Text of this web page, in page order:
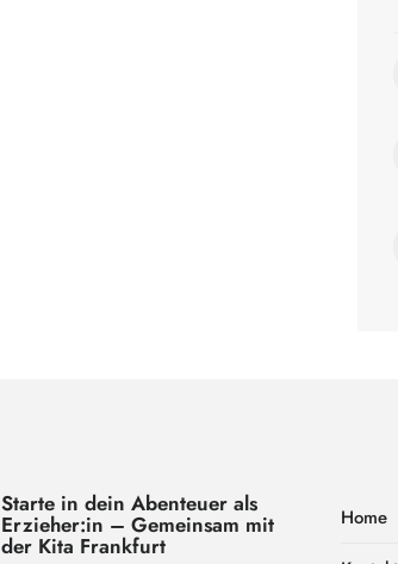
Starte in dein Abenteuer als
Erzieher:in – Gemeinsam mit
der Kita Frankfurt
Home